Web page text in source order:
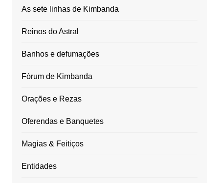
As sete linhas de Kimbanda
Reinos do Astral
Banhos e defumações
Fórum de Kimbanda
Orações e Rezas
Oferendas e Banquetes
Magias & Feitiços
Entidades